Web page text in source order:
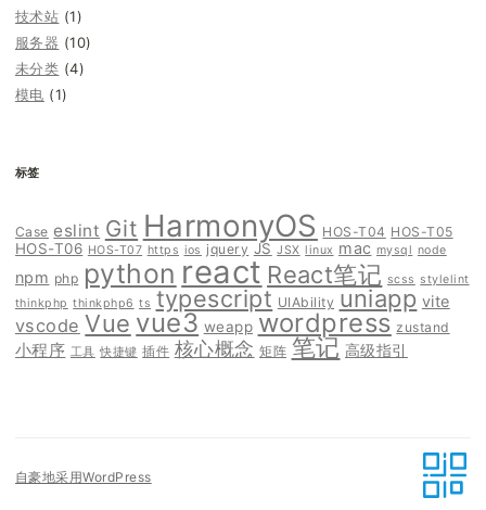
技术站 (1)
服务器 (10)
未分类 (4)
模电 (1)
标签
Case eslint Git HarmonyOS HOS-T04 HOS-T05
HOS-T06 HOS-T07 https ios jquery JS JSX linux mac mysql node
npm php python react React笔记 scss stylelint
thinkphp thinkphp6 ts typescript UIAbility uniapp vite
vscode Vue vue3 weapp wordpress zustand
小程序 工具 快捷键 插件 核心概念 矩阵 笔记 高级指引
自豪地采用WordPress